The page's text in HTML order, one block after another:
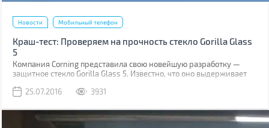
Новости Мобильный телефон
Краш-тест: Проверяем на прочность стекло Gorilla Glass
5
Компания Corning представила свою новейшую разработку —
защитное стекло Gorilla Glass 5. Известно, что оно выдерживает
Как правило, большинство из них происходит при фотосессиях
25.07.2016 3931